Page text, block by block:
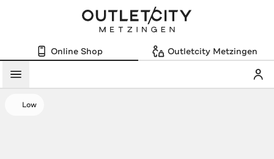
Online Shop Outletcity Metzingen
Menü
Low